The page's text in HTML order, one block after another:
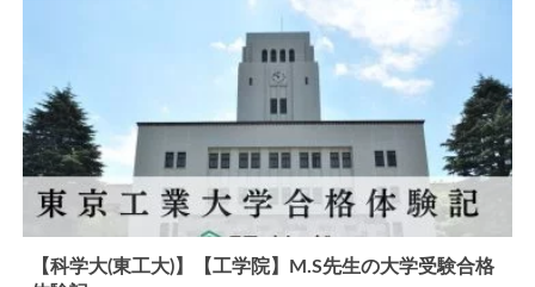
【科学大(東工大)】【工学院】M.S先生の大学受験合格